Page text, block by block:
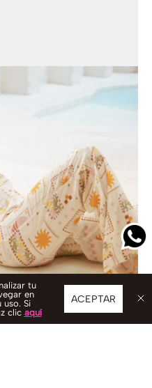
ACEPTAR
tu
en
uso. Si
clic aquí